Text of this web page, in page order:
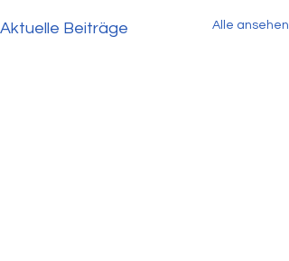
Aktuelle Beiträge Alle ansehen